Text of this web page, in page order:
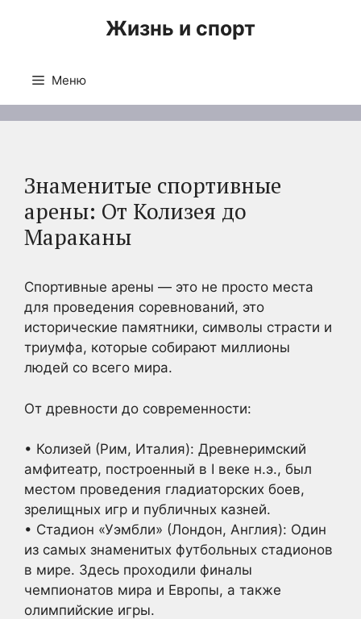
Жизнь и спорт
Меню
Знаменитые спортивные
арены: От Колизея до
Мараканы
Спортивные арены — это не просто места
для проведения соревнований, это
исторические памятники, символы страсти и
триумфа, которые собирают миллионы
людей со всего мира.
От древности до современности:
• Колизей (Рим, Италия): Древнеримский
амфитеатр, построенный в I веке н.э., был
местом проведения гладиаторских боев,
зрелищных игр и публичных казней.
• Стадион «Уэмбли» (Лондон, Англия): Один
из самых знаменитых футбольных стадионов
в мире. Здесь проходили финалы
чемпионатов мира и Европы, а также
олимпийские игры.